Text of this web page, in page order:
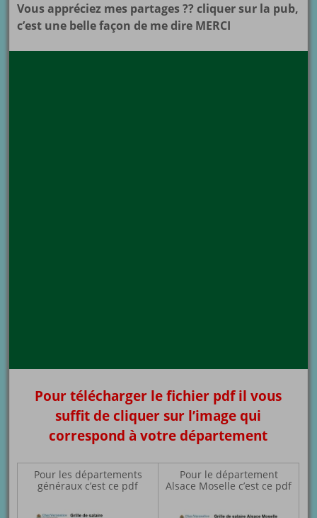
Vous appréciez mes partages ?? cliquer sur la pub,
c’est une belle façon de me dire MERCI
Pour télécharger le fichier pdf il vous
suffit de cliquer sur l’image qui
correspond à votre département
Pour les départements
généraux c’est ce pdf
Pour le département
Alsace Moselle c’est ce pdf